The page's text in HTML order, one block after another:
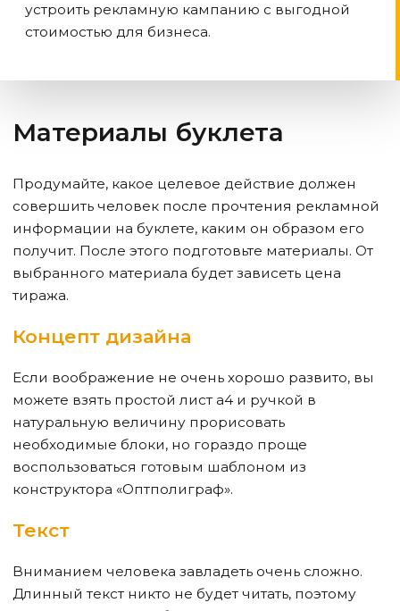
устроить рекламную кампанию с выгодной
стоимостью для бизнеса.
Материалы буклета
Продумайте, какое целевое действие должен
совершить человек после прочтения рекламной
информации на буклете, каким он образом его
получит. После этого подготовьте материалы. От
выбранного материала будет зависеть цена
тиража.
Концепт дизайна
Если воображение не очень хорошо развито, вы
можете взять простой лист а4 и ручкой в
натуральную величину прорисовать
необходимые блоки, но гораздо проще
воспользоваться готовым шаблоном из
конструктора «Оптполиграф».
Текст
Вниманием человека завладеть очень сложно.
Длинный текст никто не будет читать, поэтому